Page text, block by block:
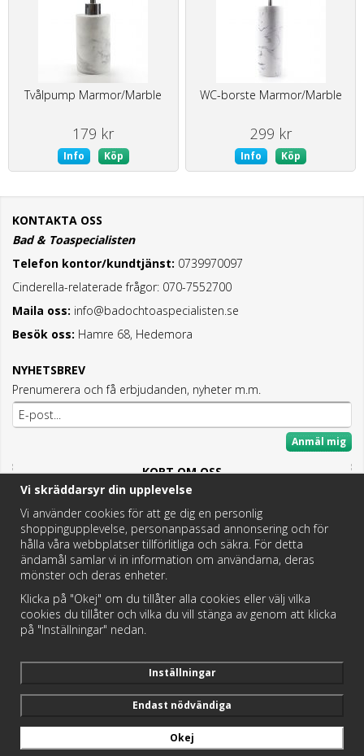
Tvålpump Marmor/Marble
179 kr
Info Köp
WC-borste Marmor/Marble
299 kr
Info Köp
KONTAKTA OSS
Bad & Toaspecialisten
Telefon kontor/kundtjänst: 0739970097
Cinderella-relaterade frågor: 070-7552700
Maila oss: info@badochtoaspecialisten.se
Besök oss: Hamre 68, Hedemora
NYHETSBREV
Prenumerera och få erbjudanden, nyheter m.m.
Anmäl mig
KORT OM OSS
Här hittar du det bästa och mesta inom Badrum,
Fritidstoaletter och VVS.
Butik i Hedemora.
Vi hjälper dig hitta rätt reservdel!
https://badochtoaspecialisten.se/return/
Vi skräddarsyr din upplevelse
Vi använder cookies för att ge dig en personlig
shoppingupplevelse, personanpassad annonsering och för
hålla våra webbplatser tillförlitliga och säkra. För detta
ändamål samlar vi in information om användarna, deras
mönster och deras enheter.
Klicka på "Okej" om du tillåter alla cookies eller välj vilka
cookies du tillåter och vilka du vill stänga av genom att klicka
på "Inställningar" nedan.
Inställningar
Endast nödvändiga
Okej